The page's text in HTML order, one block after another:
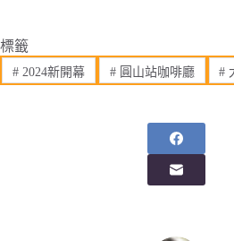
標籤
#2024新開幕 #圓山站咖啡廳 #